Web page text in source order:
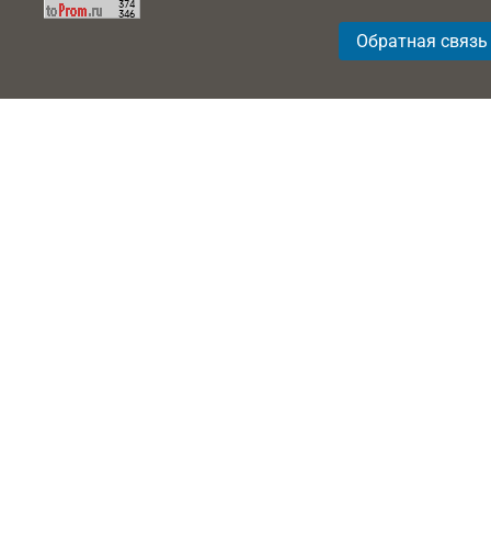
Обратная связь